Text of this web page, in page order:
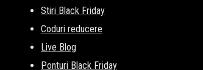
Stiri Black Friday
Coduri reducere
Live Blog
Ponturi Black Friday